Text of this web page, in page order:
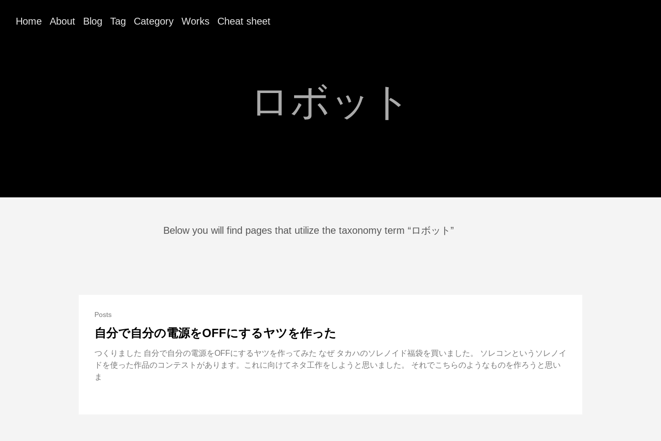
Home About Blog Tag Category Works Cheat sheet
ロボット
Below you will find pages that utilize the taxonomy term “ロボット”
Posts
自分で自分の電源をOFFにするヤツを作った
つくりました 自分で自分の電源をOFFにするヤツを作ってみた なぜ タカハのソレノイド福袋を買いました。 ソレコンというソレノイ
ドを使った作品のコンテストがあります。これに向けてネタ工作をしようと思いました。 それでこちらのようなものを作ろうと思い
ま